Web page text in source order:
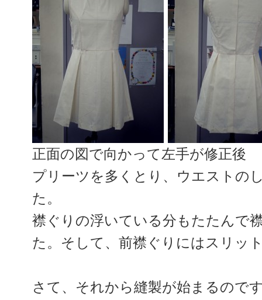
正面の図で向かって左手が修正後
プリーツを多くとり、ウエストの
た。
襟ぐりの浮いている分もたたんで
た。そして、前襟ぐりにはスリッ
さて、それから縫製が始まるので